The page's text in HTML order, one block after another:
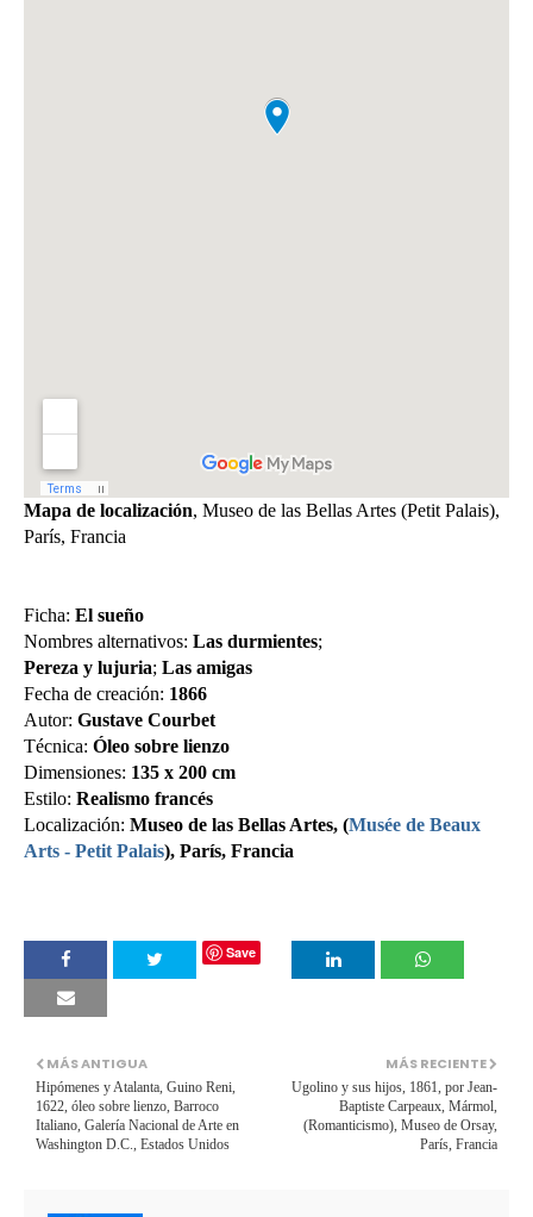
Mapa de localización, Museo de las Bellas Artes (Petit Palais),
París, Francia
Ficha: El sueño
Nombres alternativos: Las durmientes;
Pereza y lujuria; Las amigas
Fecha de creación: 1866
Autor: Gustave Courbet
Técnica: Óleo sobre lienzo
Dimensiones: 135 x 200 cm
Estilo: Realismo francés
Localización: Museo de las Bellas Artes, (Musée de Beaux
Arts - Petit Palais), París, Francia
Save
MÁS RECIENTE
Ugolino y sus hijos, 1861, por Jean-
Baptiste Carpeaux, Mármol,
(Romanticismo), Museo de Orsay,
París, Francia
MÁS ANTIGUA
Hipómenes y Atalanta, Guino Reni,
1622, óleo sobre lienzo, Barroco
Italiano, Galería Nacional de Arte en
Washington D.C., Estados Unidos